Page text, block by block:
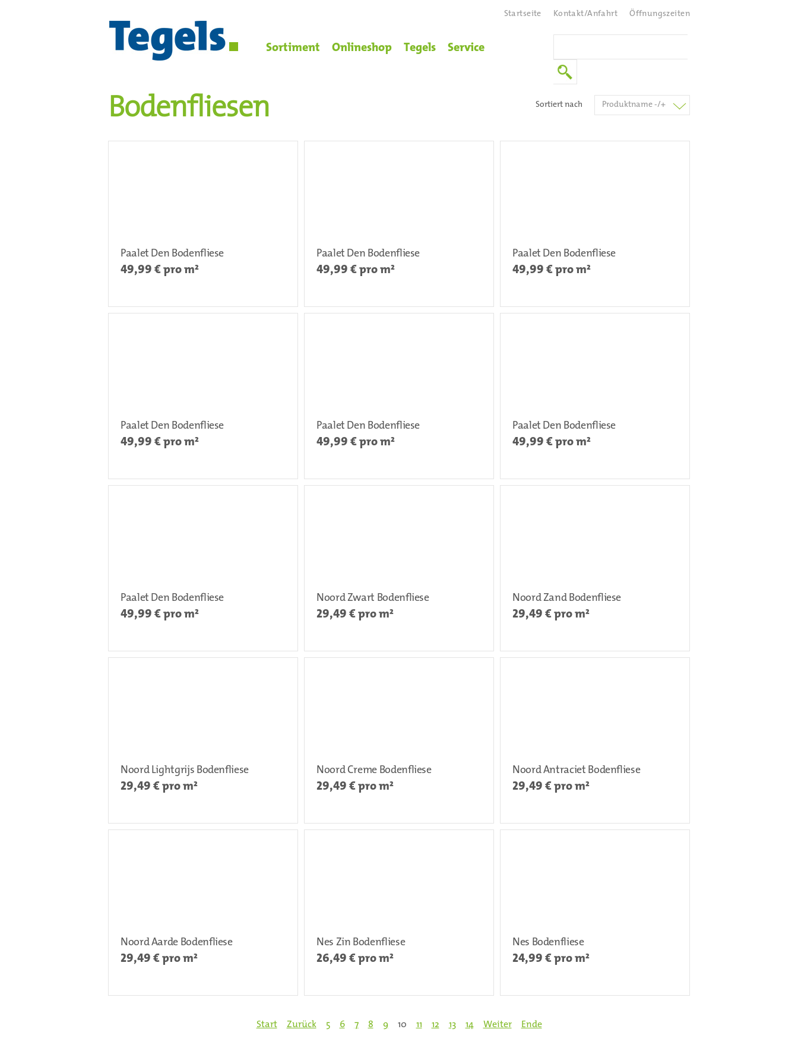
Startseite Kontakt/Anfahrt Öffnungszeiten
Sortiment Onlineshop Tegels Service
Bodenfliesen Sortiert nach Produktname -/+
Paalet Den Bodenfliese
49,99 € pro m²
Paalet Den Bodenfliese
49,99 € pro m²
Paalet Den Bodenfliese
49,99 € pro m²
Paalet Den Bodenfliese
49,99 € pro m²
Paalet Den Bodenfliese
49,99 € pro m²
Paalet Den Bodenfliese
49,99 € pro m²
Paalet Den Bodenfliese
49,99 € pro m²
Noord Zwart Bodenfliese
29,49 € pro m²
Noord Zand Bodenfliese
29,49 € pro m²
Noord Lightgrijs Bodenfliese
29,49 € pro m²
Noord Creme Bodenfliese
29,49 € pro m²
Noord Antraciet Bodenfliese
29,49 € pro m²
Noord Aarde Bodenfliese
29,49 € pro m²
Nes Zin Bodenfliese
26,49 € pro m²
Nes Bodenfliese
24,99 € pro m²
Start Zurück 5 6 7 8 9 10 11 12 13 14 Weiter Ende